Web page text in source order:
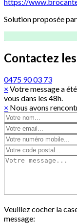
https://
Solution proposée par
Contactez
0475 90 03 73
× Votre message a
vous dans les 48h.
× Nous avons
Veuillez cocher la
message: